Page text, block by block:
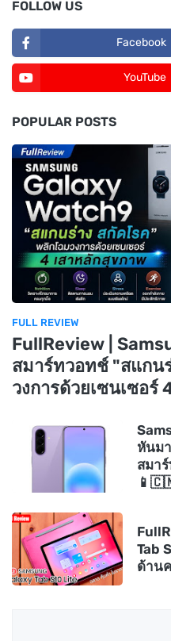
FOLLOW US
Facebook
YouTube
POPULAR POSTS
FULL REVIEW
FullReview |
สมาร์ทวอทช์ "สแกน
วงการด้วยเซนเซอร์
หันม
สมา
Tab
ด้าน